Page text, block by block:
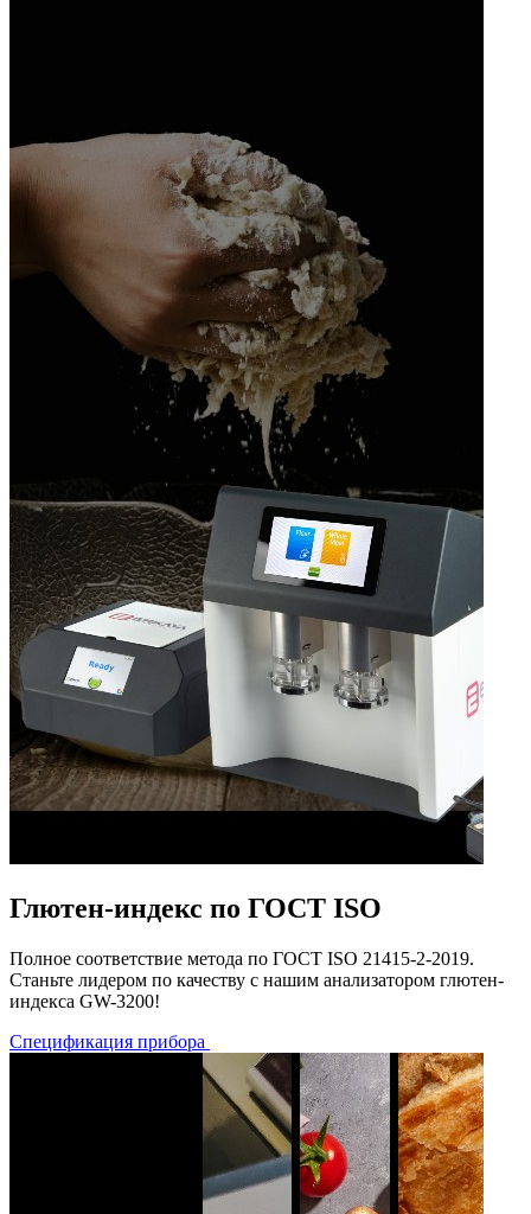
Глютен-индекс по ГОСТ ISO
Полное соответствие метода по ГОСТ ISO 21415-2-2019.
Станьте лидером по качеству с нашим анализатором глютен-
индекса GW-3200!
Спецификация прибора